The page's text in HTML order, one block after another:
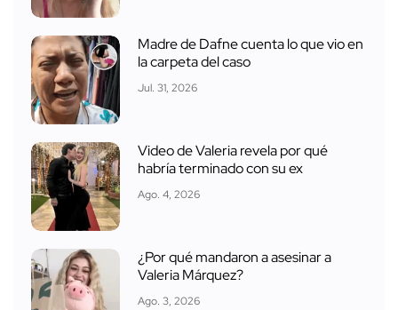
Madre de Dafne cuenta lo que vio en
la carpeta del caso
Jul. 31, 2026
Video de Valeria revela por qué
habría terminado con su ex
Ago. 4, 2026
¿Por qué mandaron a asesinar a
Valeria Márquez?
Ago. 3, 2026